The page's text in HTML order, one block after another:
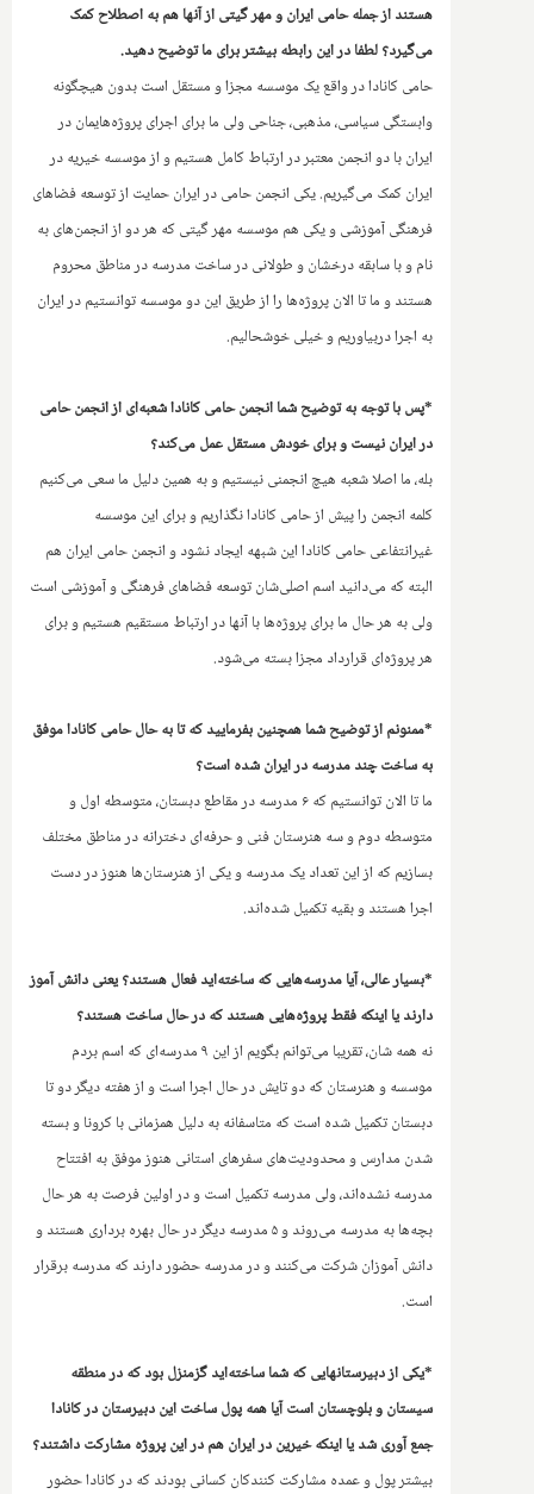
هستند از جمله حامی ایران و مهر گیتی از آنها هم به اصطلاح کمک
می‌گیرد؟ لطفا در این رابطه بیشتر برای ما توضیح دهید.
‌‌حامی کانادا در واقع یک موسسه مجزا و مستقل است بدون هیچگونه
وابستگی سیاسی، مذهبی، جناحی ولی ما برای اجرای پروژه‌هایمان در
ایران با دو انجمن معتبر در ارتباط کامل هستیم و از موسسه خیریه در
ایران کمک می‌گیریم. یکی انجمن حامی در ایران حمایت از توسعه فضاهای
فرهنگی آموزشی و یکی هم موسسه مهر گیتی که هر دو از انجمن‌های به
نام و با سابقه درخشان و طولانی در ساخت مدرسه در مناطق محروم
هستند و ما تا الان پروژه‌ها را از طریق این دو موسسه توانستیم در ایران
به اجرا دربیاوریم و خیلی خوشحالیم.
*پس با توجه به توضیح شما انجمن حامی کانادا شعبه‌ای از انجمن حامی
در ایران نیست و برای خودش مستقل عمل می‌کند؟
بله، ما اصلا شعبه هیچ انجمنی نیستیم و به همین دلیل ما سعی می‌کنیم
کلمه انجمن را پیش از حامی کانادا نگذاریم و برای این موسسه
غیرانتفاعی حامی کانادا‌ این شبهه ایجاد نشود و انجمن حامی ایران هم
البته که می‌دانید اسم اصلی‌شان توسعه فضاهای فرهنگی و آموزشی است
ولی به هر حال ما برای پروژه‌ها با آنها در ارتباط مستقیم هستیم و برای
هر پروژه‌ای قرارداد مجزا بسته می‌شود.
*ممنونم از توضیح شما همچنین بفرمایید که تا به حال حامی کانادا موفق
به ساخت چند مدرسه در ایران شده است؟
ما تا الان توانستیم که ۶ مدرسه در مقاطع دبستان، متوسطه اول و
متوسطه دوم و سه هنرستان فنی و حرفه‌ای دخترانه در مناطق مختلف
بسازیم که از این تعداد یک مدرسه و یکی از هنرستان‌ها هنوز در دست
اجرا هستند و بقیه تکمیل شده‌اند.
*بسیار عالی، آیا مدرسه‌هایی که ساخته‌اید فعال هستند؟ یعنی دانش آموز
دارند یا اینکه فقط پروژه‌هایی هستند که در حال ساخت هستند؟
نه همه شان، تقریبا می‌توانم بگویم از این ۹ مدرسه‌ای که اسم بردم
موسسه و هنرستان که دو تایش در حال اجرا است و از هفته دیگر دو تا
دبستان تکمیل شده است که متاسفانه به دلیل همزمانی با کرونا و بسته
شدن مدارس و محدودیت‌های سفرهای استانی هنوز موفق به افتتاح
مدرسه نشده‌اند، ولی مدرسه تکمیل است و‌ در اولین فرصت به هر حال
بچه‌ها به مدرسه می‌روند و ۵ مدرسه دیگر در حال بهره برداری هستند و
دانش آموزان شرکت می‌کنند و در مدرسه حضور دارند که مدرسه برقرار
است.
*یکی از دبیرستانهایی که شما ساخته‌اید گز‌منزل بود که در منطقه
سیستان و بلوچستان است آیا همه پول ساخت این دبیرستان در کانادا
جمع آوری شد یا اینکه خیرین در ایران هم در این پروژه مشارکت داشتند؟
بیشتر پول و عمده مشارکت کنندکان کسانی بودند که در کانادا حضور